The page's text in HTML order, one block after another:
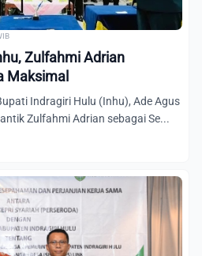
Zulfahmi Adrian
Maksimal
Indragiri Hulu (Inhu), Ade Agus
Zulfahmi Adrian sebagai Se...